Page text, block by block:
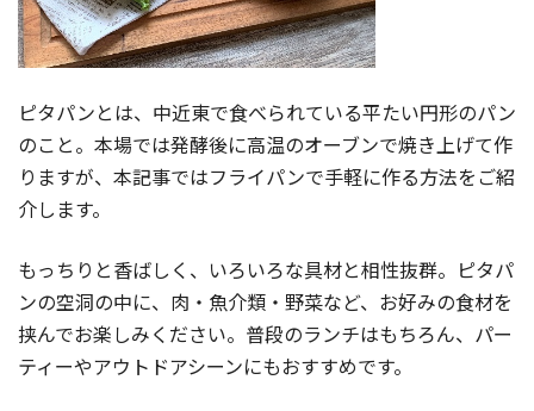
ピタパンとは、中近東で食べられている平たい円形のパン
のこと。本場では発酵後に高温のオーブンで焼き上げて作
りますが、本記事ではフライパンで手軽に作る方法をご紹
介します。
もっちりと香ばしく、いろいろな具材と相性抜群。ピタパ
ンの空洞の中に、肉・魚介類・野菜など、お好みの食材を
挟んでお楽しみください。普段のランチはもちろん、パー
ティーやアウトドアシーンにもおすすめです。